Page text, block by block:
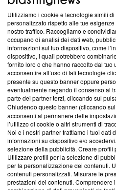
Questa sezione offre
News, sui nostri processi
creare news di qualità. Inoltre,
‘Trust Project - News with
ancora membro del
parte; Trust Project non ha
conformità agli standard.
Su di noi
Team editoriale
Corporate
Redazione
Informativa Privacy
Cookie Policy
Utilizziamo i cookie e tecnologie simili
personalizzato rispetto alle tue
nostro traffico. Raccogliamo e
occupano di analisi dei dati web,
informazioni sul tuo dispositivo, come
dispositivo, i quali potrebbero
fornito loro o che hanno raccolto dal tuo
acconsentire all’uso di tali tecnologie
presente su questo banner oppure
eventualmente negando il consenso al
parte dei partner terzi, cliccando sul
Chiudendo questo banner (cliccando
acconsenti al permanere delle
l’utilizzo di cookie o altri strumenti di
Noi e i nostri partner trattiamo i tuoi dati
informazioni su dispositivo e/o
selezione della pubblicità. Creare profili
Utilizzare profili per la selezione di
per la personalizzazione dei contenuti.
contenuti personalizzati. Misurare le
prestazioni dei contenuti. Comprendere